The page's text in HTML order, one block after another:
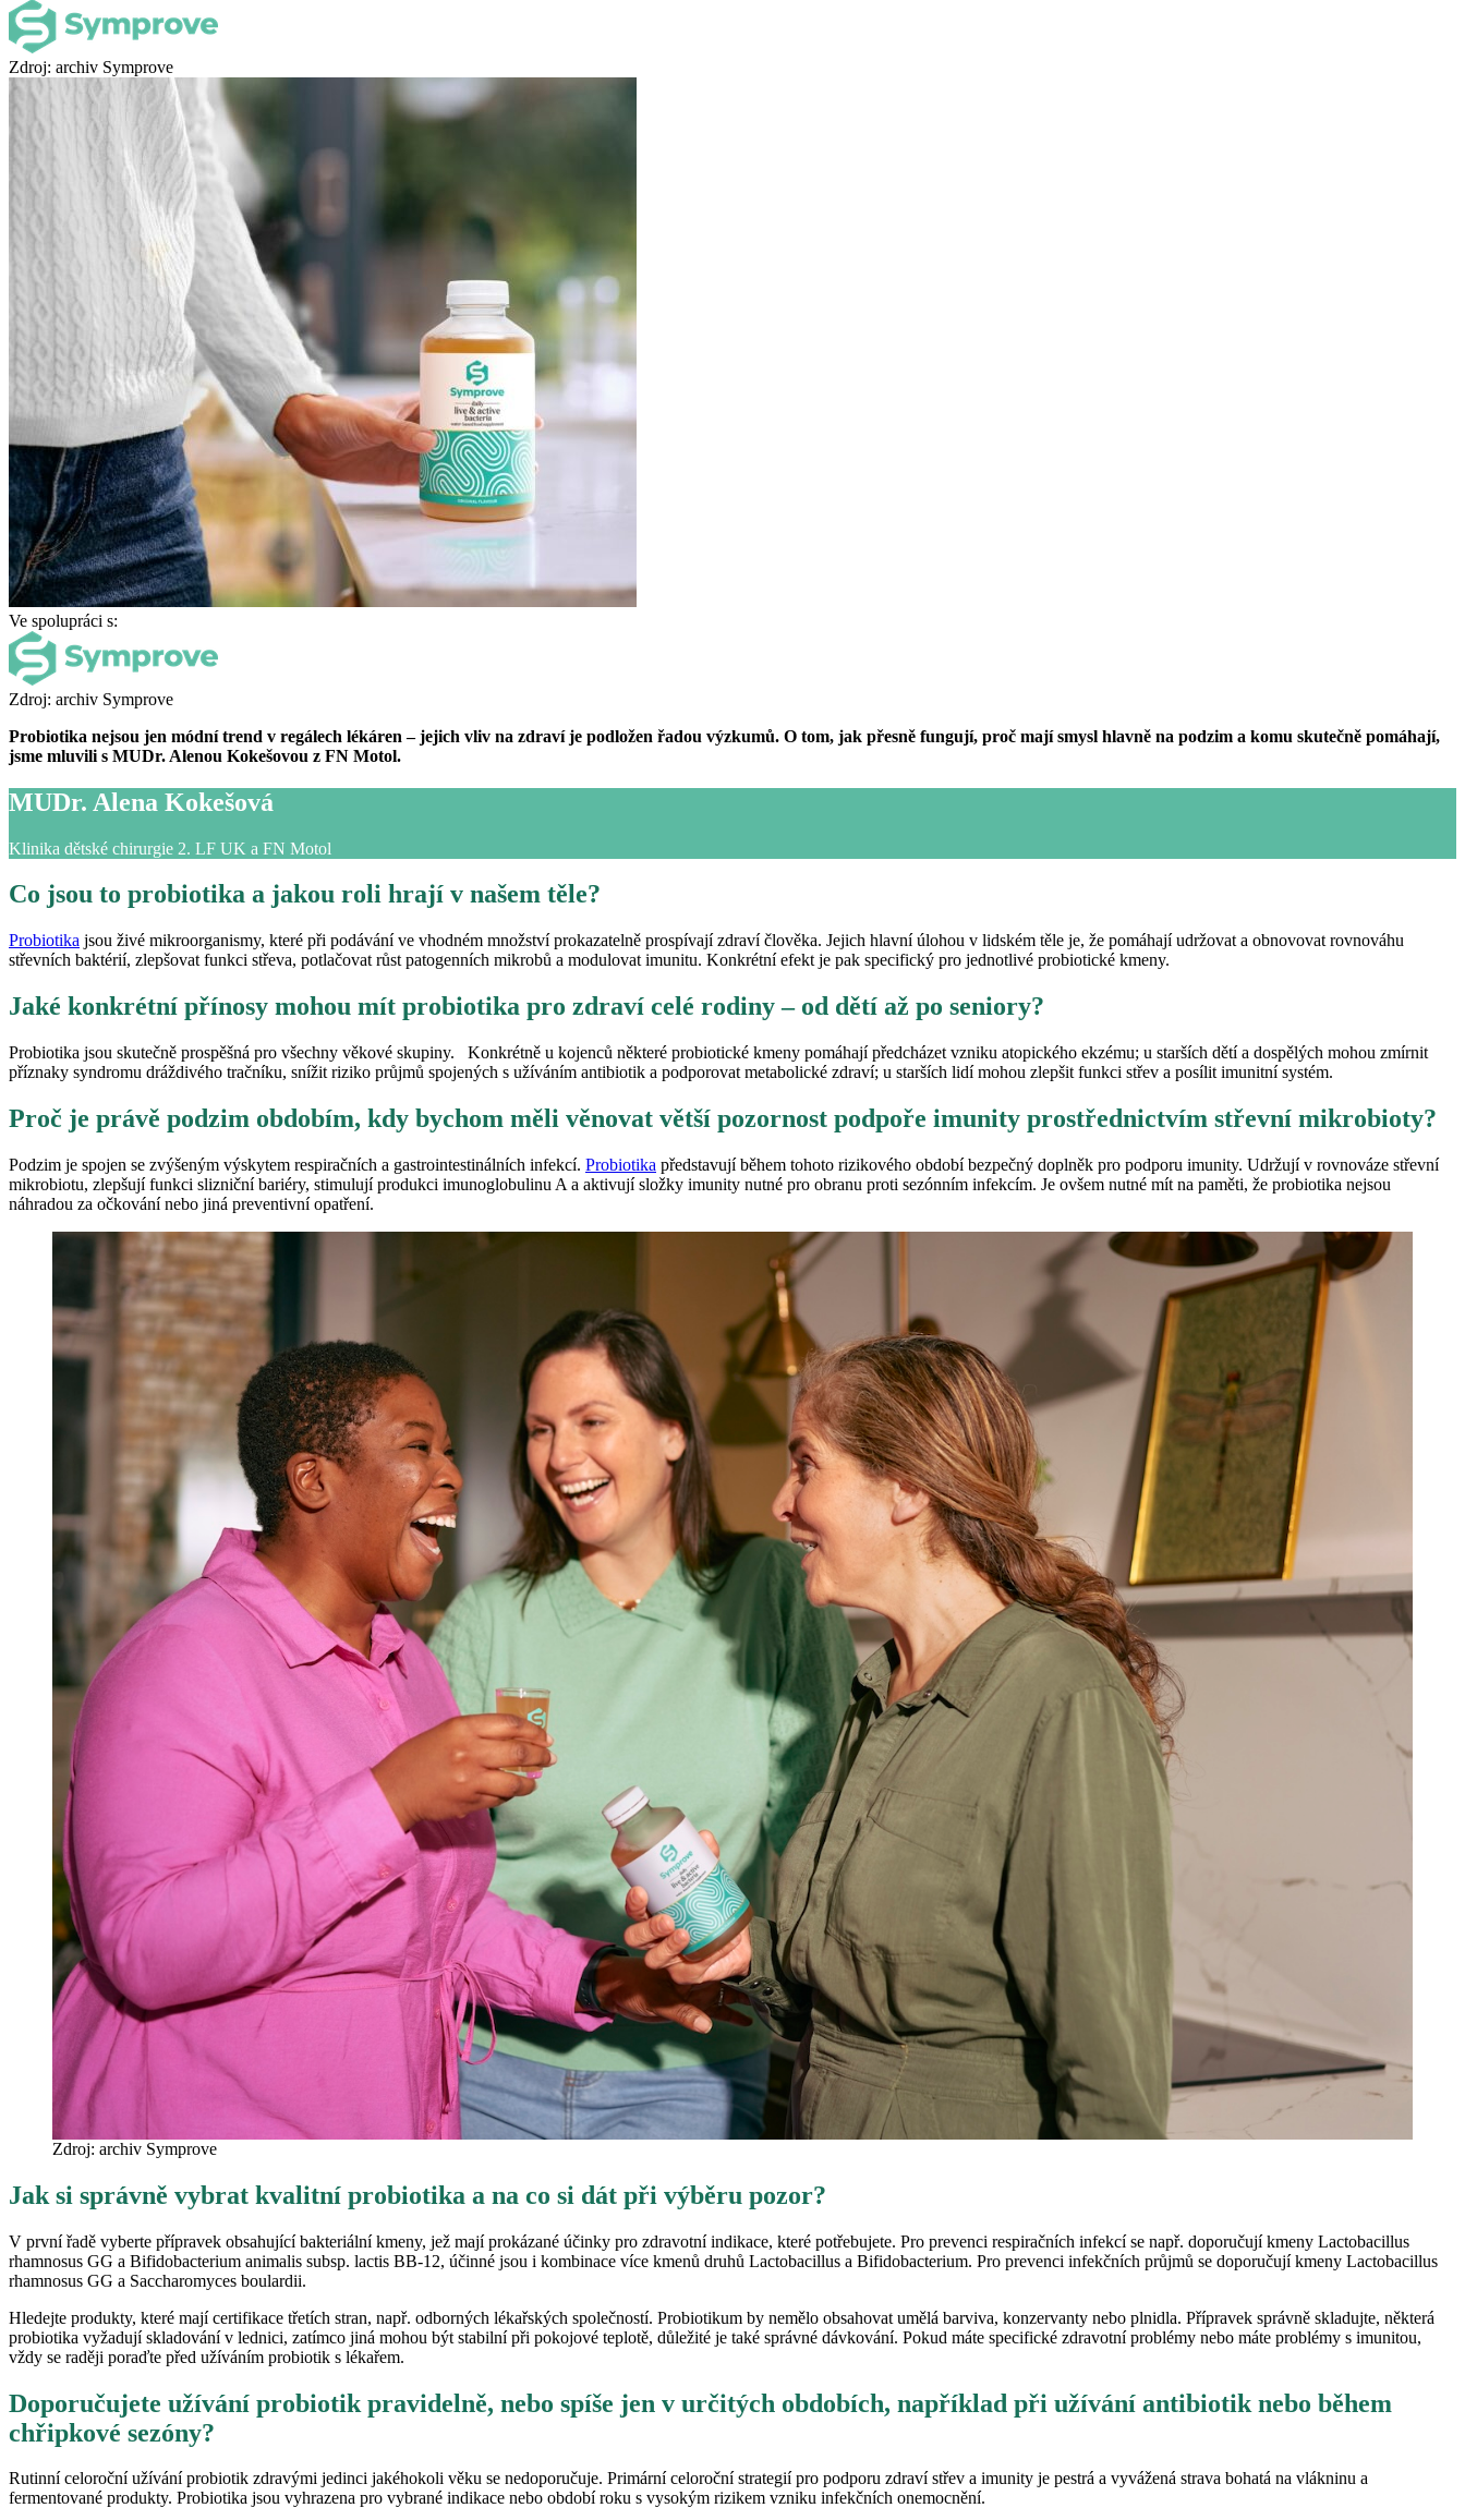
Zdroj: archiv Symprove
Ve spolupráci s:
Zdroj: archiv Symprove
Probiotika nejsou jen módní trend v regálech lékáren – jejich vliv na zdraví je podložen řadou výzkumů. O tom, jak přesně fungují, proč mají smysl hlavně na podzim a komu skutečně pomáhají,
jsme mluvili s MUDr. Alenou Kokešovou z FN Motol.
MUDr. Alena Kokešová
Klinika dětské chirurgie 2. LF UK a FN Motol
Co jsou to probiotika a jakou roli hrají v našem těle?
Probiotika jsou živé mikroorganismy, které při podávání ve vhodném množství prokazatelně prospívají zdraví člověka. Jejich hlavní úlohou v lidském těle je, že pomáhají udržovat a obnovovat rovnováhu
střevních baktérií, zlepšovat funkci střeva, potlačovat růst patogenních mikrobů a modulovat imunitu. Konkrétní efekt je pak specifický pro jednotlivé probiotické kmeny.
Jaké konkrétní přínosy mohou mít probiotika pro zdraví celé rodiny – od dětí až po seniory?
Probiotika jsou skutečně prospěšná pro všechny věkové skupiny. Konkrétně u kojenců některé probiotické kmeny pomáhají předcházet vzniku atopického ekzému; u starších dětí a dospělých mohou zmírnit
příznaky syndromu dráždivého tračníku, snížit riziko průjmů spojených s užíváním antibiotik a podporovat metabolické zdraví; u starších lidí mohou zlepšit funkci střev a posílit imunitní systém.
Proč je právě podzim obdobím, kdy bychom měli věnovat větší pozornost podpoře imunity prostřednictvím střevní mikrobioty?
Podzim je spojen se zvýšeným výskytem respiračních a gastrointestinálních infekcí. Probiotika představují během tohoto rizikového období bezpečný doplněk pro podporu imunity. Udržují v rovnováze střevní
mikrobiotu, zlepšují funkci slizniční bariéry, stimulují produkci imunoglobulinu A a aktivují složky imunity nutné pro obranu proti sezónním infekcím. Je ovšem nutné mít na paměti, že probiotika nejsou
náhradou za očkování nebo jiná preventivní opatření.
Zdroj: archiv Symprove
Jak si správně vybrat kvalitní probiotika a na co si dát při výběru pozor?
V první řadě vyberte přípravek obsahující bakteriální kmeny, jež mají prokázané účinky pro zdravotní indikace, které potřebujete. Pro prevenci respiračních infekcí se např. doporučují kmeny Lactobacillus
rhamnosus GG a Bifidobacterium animalis subsp. lactis BB-12, účinné jsou i kombinace více kmenů druhů Lactobacillus a Bifidobacterium. Pro prevenci infekčních průjmů se doporučují kmeny Lactobacillus
rhamnosus GG a Saccharomyces boulardii.
Hledejte produkty, které mají certifikace třetích stran, např. odborných lékařských společností. Probiotikum by nemělo obsahovat umělá barviva, konzervanty nebo plnidla. Přípravek správně skladujte, některá
probiotika vyžadují skladování v lednici, zatímco jiná mohou být stabilní při pokojové teplotě, důležité je také správné dávkování. Pokud máte specifické zdravotní problémy nebo máte problémy s imunitou,
vždy se raději poraďte před užíváním probiotik s lékařem.
Doporučujete užívání probiotik pravidelně, nebo spíše jen v určitých obdobích, například při užívání antibiotik nebo během
chřipkové sezóny?
Rutinní celoroční užívání probiotik zdravými jedinci jakéhokoli věku se nedoporučuje. Primární celoroční strategií pro podporu zdraví střev a imunity je pestrá a vyvážená strava bohatá na vlákninu a
fermentované produkty. Probiotika jsou vyhrazena pro vybrané indikace nebo období roku s vysokým rizikem vzniku infekčních onemocnění.